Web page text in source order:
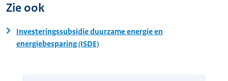
Zie ook
Investeringssubsidie duurzame energie en
energiebesparing (ISDE)